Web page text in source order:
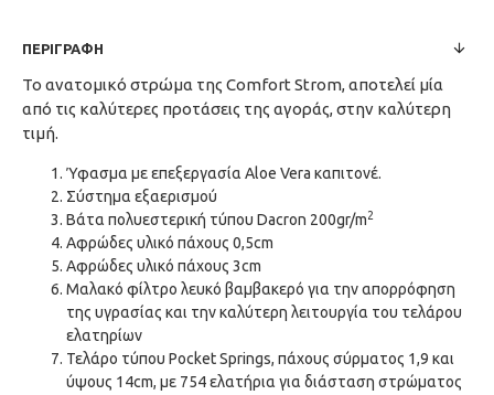
ΠΕΡΙΓΡΑΦΉ
Το ανατομικό στρώμα της Comfort Strom, αποτελεί μία
από τις καλύτερες προτάσεις της αγοράς, στην καλύτερη
τιμή.
Ύφασμα με επεξεργασία Aloe Vera καπιτονέ.
Σύστημα εξαερισμού
Βάτα πολυεστερική τύπου Dacron 200gr/m2
Αφρώδες υλικό πάχους 0,5cm
Αφρώδες υλικό πάχους 3cm
Μαλακό φίλτρο λευκό βαμβακερό για την απορρόφηση
της υγρασίας και την καλύτερη λειτουργία του τελάρου
ελατηρίων
Τελάρο τύπου Pocket Springs, πάχους σύρματος 1,9 και
ύψους 14cm, με 754 ελατήρια για διάσταση στρώματος